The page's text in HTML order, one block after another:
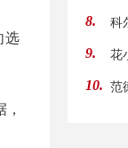
选
8. 科
9. 花
10. 范